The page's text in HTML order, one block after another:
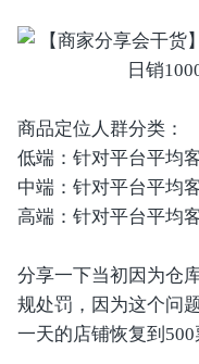
商品定位人群分类：
低端：针对平台平均
中端：针对平台平均
高端：针对平台平均
分享一下当初因为仓
规处罚，因为这个问
一天的店铺恢复到500